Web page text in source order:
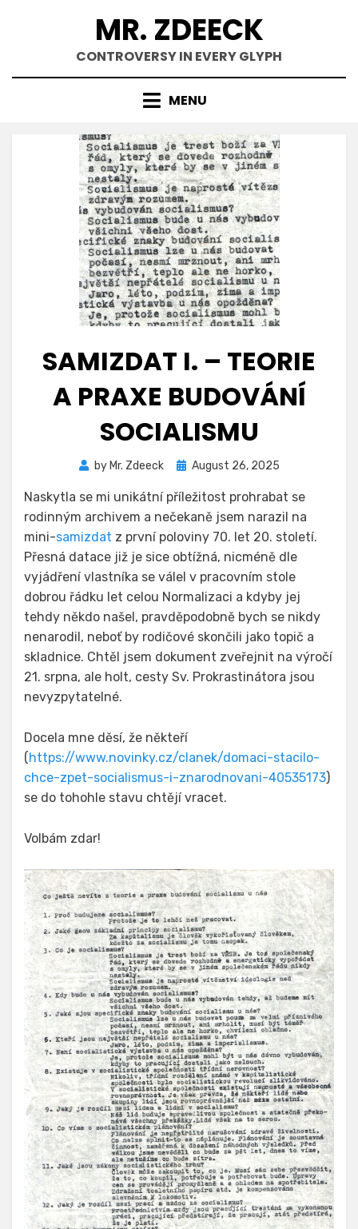
MR. ZDEECK
CONTROVERSY IN EVERY GLYPH
MENU
SAMIZDAT I. – TEORIE
A PRAXE BUDOVÁNÍ
SOCIALISMU
by Mr. Zdeeck
Posted
August 26, 2025
Naskytla se mi unikátní příležitost prohrabat se
rodinným archivem a nečekaně jsem narazil na
mini-samizdat z první poloviny 70. let 20. století.
Přesná datace již je sice obtížná, nicméně dle
vyjádření vlastníka se válel v pracovním stole
dobrou řádku let celou Normalizaci a kdyby jej
tehdy někdo našel, pravděpodobně bych se nikdy
nenarodil, neboť by rodičové skončili jako topič a
skladnice. Chtěl jsem dokument zveřejnit na výročí
21. srpna, ale holt, cesty Sv. Prokrastinátora jsou
nevyzpytatelné.
Docela mne děsí, že někteří
(https://www.novinky.cz/clanek/domaci-stacilo-
chce-zpet-socialismus-i-znarodnovani-40535173)
se do tohohle stavu chtějí vracet.
Volbám zdar!